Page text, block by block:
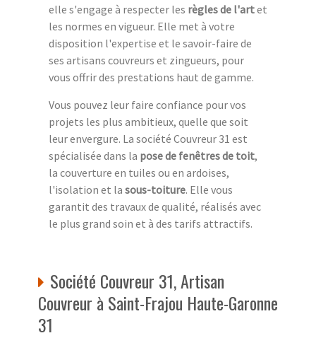
elle s'engage à respecter les règles de l'artet
les normes en vigueur. Elle met à votre
disposition l'expertise et le savoir-faire de
ses artisans couvreurs et zingueurs, pour
vous offrir des prestations haut de gamme.
Vous pouvez leur faire confiance pour vos
projets les plus ambitieux, quelle que soit
leur envergure. La société Couvreur 31 est
spécialisée dans la pose de fenêtres de toit,
la couverture en tuiles ou en ardoises,
l'isolation et la sous-toiture. Elle vous
garantit des travaux de qualité, réalisés avec
le plus grand soin et à des tarifs attractifs.
Société Couvreur 31, Artisan
Couvreur à Saint-Frajou Haute-Garonne
31